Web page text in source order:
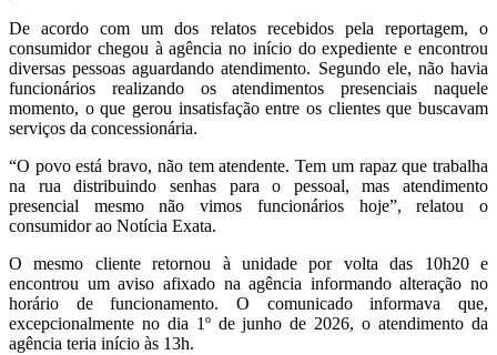
De acordo com um dos relatos recebidos pela reportagem, o
consumidor chegou à agência no início do expediente e encontrou
diversas pessoas aguardando atendimento. Segundo ele, não havia
funcionários realizando os atendimentos presenciais naquele
momento, o que gerou insatisfação entre os clientes que buscavam
serviços da concessionária.
“O povo está bravo, não tem atendente. Tem um rapaz que trabalha
na rua distribuindo senhas para o pessoal, mas atendimento
presencial mesmo não vimos funcionários hoje”, relatou o
consumidor ao Notícia Exata.
O mesmo cliente retornou à unidade por volta das 10h20 e
encontrou um aviso afixado na agência informando alteração no
horário de funcionamento. O comunicado informava que,
excepcionalmente no dia 1º de junho de 2026, o atendimento da
agência teria início às 13h.